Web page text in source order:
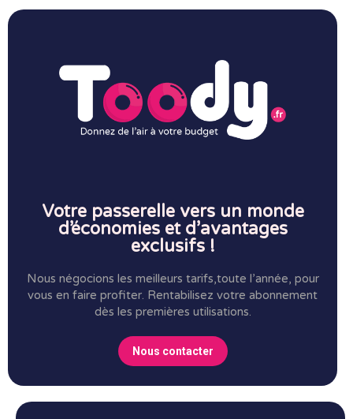
Votre passerelle vers un monde
d’économies et d’avantages
exclusifs !
Nous négocions les meilleurs tarifs,toute l’année, pour
vous en faire profiter. Rentabilisez votre abonnement
dès les premières utilisations.
Nous contacter